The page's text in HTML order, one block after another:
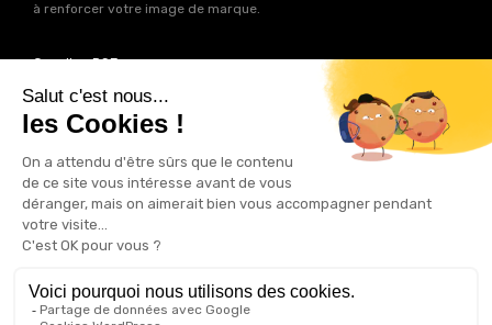
à renforcer votre image de marque.
Goodies RSE
Vous souhaitez communiquer en accord avec vos valeurs ? Ca
tombe bien ! Un grand nombre de produits présents sur Good Act
sont fabriqués en France et en Europe.
Notre sélection RSEvous
permet de trouver un goodies parfait pour votre campagne de
communication. Des produits fabriqués avec amour dans de
bonnes conditions et un impact limité sur la planête.